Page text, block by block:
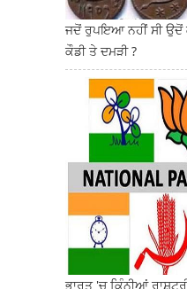
ਜਦੋਂ ਰੁਪਇਆ ਨਹੀਂ ਸੀ ਉਦੋਂ
ਕੌਡੀ ਤੇ ਦਮੜੀ ?
ਭਾਰਤ 'ਚ ਕਿੰਨੀਆਂ